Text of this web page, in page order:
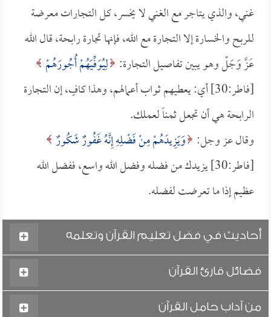
غني، والذي يتاجر مع الغني لا يخسر، كل التجارات معرضة
للربح والخسارة إلا التجارة مع الله، فإنها تجارة رابحة، قال الله
عَزَّ وَجَلّ وهو يبين تفاصيل التجارة: لِيُوَفِّيَهُمْ أُجُورَهُمْ
[فاطر:30] أي: يعطيهم ثواب أعمالهم، وهذا كافٍ، إن التجارة
الرابحة هي أن تجعل ثمناً لعملك.
وقال عز وجل: وَيَزِيدَهُمْ مِنْ فَضْلِهِ إِنَّهُ غَفُورٌ شَكُورٌ
[فاطر:30] يزيدك من فضله وفضل الله واسع، ففضل الله
عظيم إذا ما تعرضت لفضله.
أحاديث في فضل تعليم القرآن وتعلمه
فضائل قارئ القرآن
من آداب حامل القرآن